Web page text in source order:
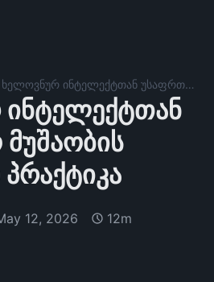
ხელოვნურ ინტელექტთან უსაფრთხო მუშაობის საუკეთესო პრაქტიკა
12, 2026 12m